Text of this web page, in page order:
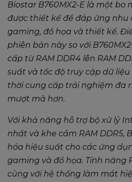
Biostar B760MX2-E là một
được thiết kế để đáp ứng nhu
gaming, đồ họa và thiết kế.
phiên bản này so với
cấp từ RAM DDR4 lên RAM
suất và tốc độ truy cập dữ
thời cung cấp trải nghiệm đa
mượt mà hơn.
Với khả năng hỗ trợ bộ xử lý
nhất và khe cắm RAM DDR5,
hóa hiệu suất cho các ứng
gaming và đồ họa. Tính năng
cùng với hệ thống làm mát